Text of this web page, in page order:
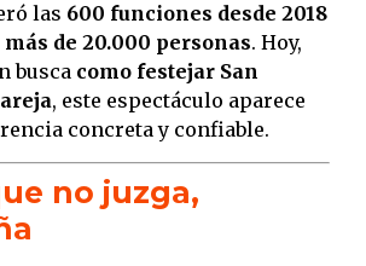
las 600 funciones desde 2018
más de 20.000 personas. Hoy,
busca como festejar San
, este espectáculo aparece
concreta y confiable.
no juzga,